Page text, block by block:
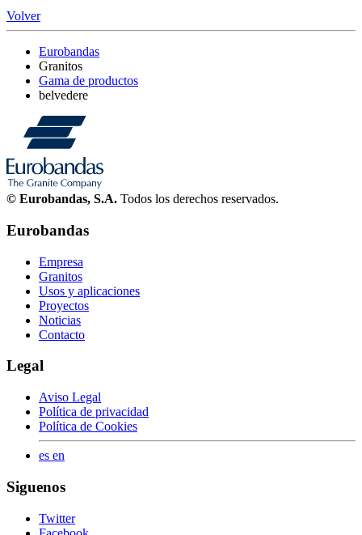
Volver
Eurobandas
Granitos
Gama de productos
belvedere
© Eurobandas, S.A. Todos los derechos reservados.
Eurobandas
Empresa
Granitos
Usos y aplicaciones
Proyectos
Noticias
Contacto
Legal
Aviso Legal
Política de privacidad
Política de Cookies
es en
Siguenos
Twitter